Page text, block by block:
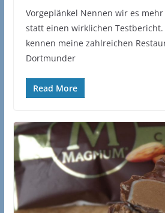
Vorgeplänkel Nennen wir es mehr
statt einen wirklichen Testbericht.
kennen meine zahlreichen
Dortmunder
Read More